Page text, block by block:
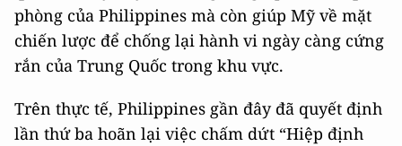
phòng của Philippines mà còn giúp Mỹ về mặt
chiến lược để chống lại hành vi ngày càng cứng
rắn của Trung Quốc trong khu vực.
Trên thực tế, Philippines gần đây đã quyết định
lần thứ ba hoãn lại việc chấm dứt “Hiệp định